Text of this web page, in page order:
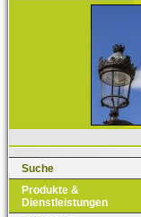
Suche
Produkte &
Dienstleistungen